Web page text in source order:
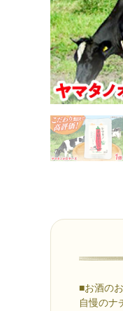
■お酒の
自慢のナ